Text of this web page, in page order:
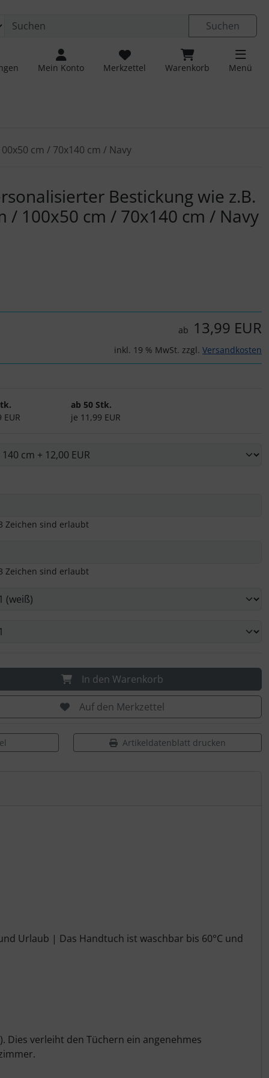
Suchen
Mein Konto Merkzettel Warenkorb Menü
cm / 70x140 cm / Navy
Bestickung wie z.B.
/ 100x50 cm / 70x140 cm / Navy
ab 13,99 EUR
inkl. 19 % MwSt. zzgl. Versandkosten
EUR
ab 50 Stk.
je 11,99 EUR
Zeichen sind erlaubt
Zeichen sind erlaubt
In den Warenkorb
Auf den Merkzettel
Artikeldatenblatt drucken
Urlaub | Das Handtuch ist waschbar bis 60°C und
Dies verleiht den Tüchern ein angenehmes